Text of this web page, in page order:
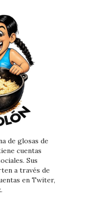
de glosas de
cuentas
Sus
a través de
en Twiter,